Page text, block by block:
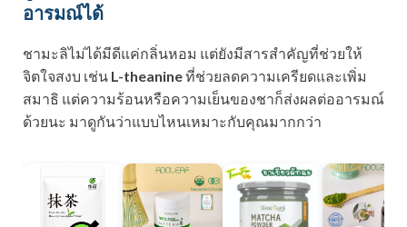
อารมณ์ได้
ชามะลิไม่ได้มีดีแค่กลิ่นหอม แต่ยังมีสารสำคัญที่ช่วยให้
จิตใจสงบ เช่น L-theanineที่ช่วยลดความเครียดและเพิ่ม
สมาธิ แต่ความร้อนหรือความเย็นของชาก็ส่งผลต่ออารมณ์
ด้วยนะ มาดูกันว่าแบบไหนเหมาะกับคุณมากกว่า